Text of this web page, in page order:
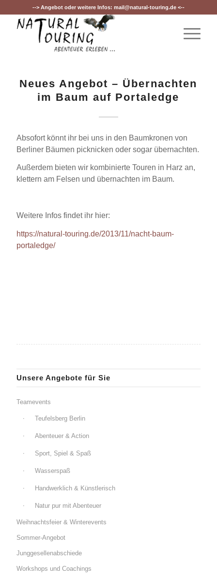
--> Angebot oder weitere Infos: mail@natural-touring.de<--
Neues Angebot – Übernachten
im Baum auf Portaledge
Absofort könnt ihr bei uns in den Baumkronen von
Berliner Bäumen picknicken oder sogar übernachten.
Außerdem bieten wir kombinierte Touren in Harz an,
klettern am Felsen und übernachten im Baum.
Weitere Infos findet ihr hier:
https://natural-touring.de/2013/11/nacht-baum-
portaledge/
Unsere Angebote für Sie
Teamevents
Teufelsberg Berlin
Abenteuer & Action
Sport, Spiel & Spaß
Wasserspaß
Handwerklich & Künstlerisch
Natur pur mit Abenteuer
Weihnachtsfeier & Winterevents
Sommer-Angebot
Junggesellenabschiede
Workshops und Coachings